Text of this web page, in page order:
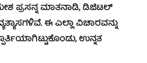
ಪ್ರಸನ್ನ ಮಾತನಾಡಿ, ಡಿಜಿಟಲ್
ಈ ಎಲ್ಲಾ ವಿಚಾರವನ್ನು
ಉನ್ನತ